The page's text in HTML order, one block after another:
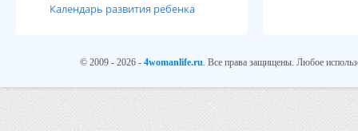
Календарь развития ребенка
© 2009 - 2026 -4womanlife.ru. Все права защищены. Любое